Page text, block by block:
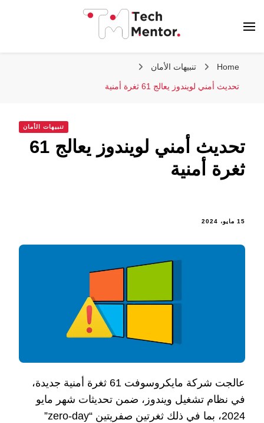
Home تنبيهات الأمان
تحديث أمني لويندوز يعالج 61 ثغرة أمنية
تنبيهات الأمان
تحديث أمني لويندوز يعالج 61
ثغرة أمنية
15 مايو، 2024
عالجت شركة مايكروسوفت 61 ثغرة أمنية جديدة،
في نظام تشغيل ويندوز، ضمن تحديثات شهر مايو
2024، بما في ذلك ثغرتين صفريتين “zero-day”